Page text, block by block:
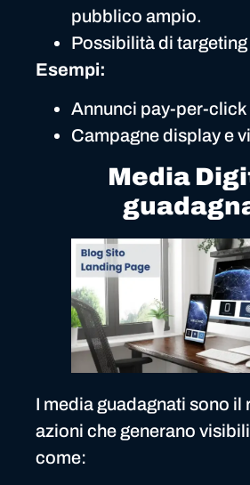
pubblico ampio.
Possibilità di
Esempi:
Annunci pay-per-click
Campagne display e
Media
I media guadagnati sono il
azioni che generano
come: